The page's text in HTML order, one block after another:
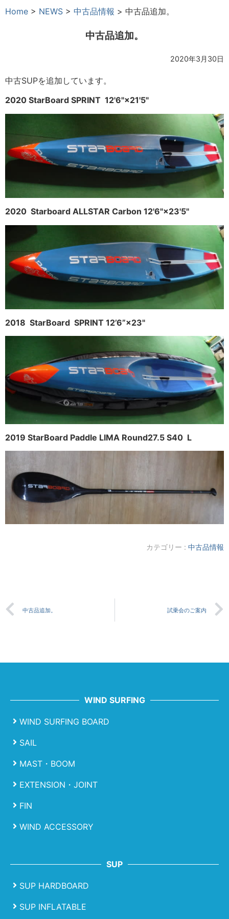
Home > NEWS > 中古品情報 > 中古品追加。
中古品追加。
2020年3月30日
中古SUPを追加しています。
2020 StarBoard SPRINT 12'6"×21'5"
2020 Starboard ALLSTAR Carbon 12'6"×23'5"
2018 StarBoard SPRINT 12’6”×23"
2019 StarBoard Paddle LIMA Round27.5 S40 L
カテゴリー : 中古品情報
中古品追加。 試乗会のご案内
WIND SURFING
WIND SURFING BOARD
SAIL
MAST・BOOM
EXTENSION・JOINT
FIN
WIND ACCESSORY
SUP
SUP HARDBOARD
SUP INFLATABLE